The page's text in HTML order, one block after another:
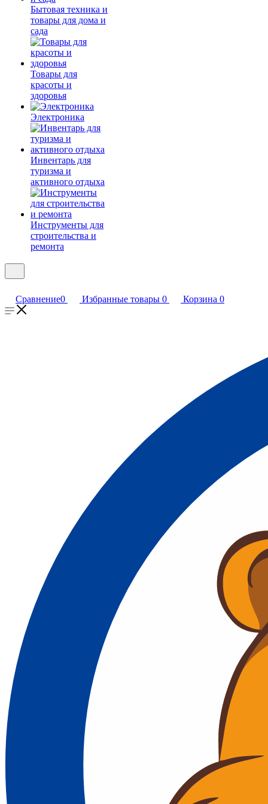
Бытовая техника и
товары для дома и
сада
Товары для
красоты и
здоровья
Электроника
Инвентарь для
туризма и
активного отдыха
Инструменты для
строительства и
ремонта
Сравнение0 Избранные товары 0 Корзина 0